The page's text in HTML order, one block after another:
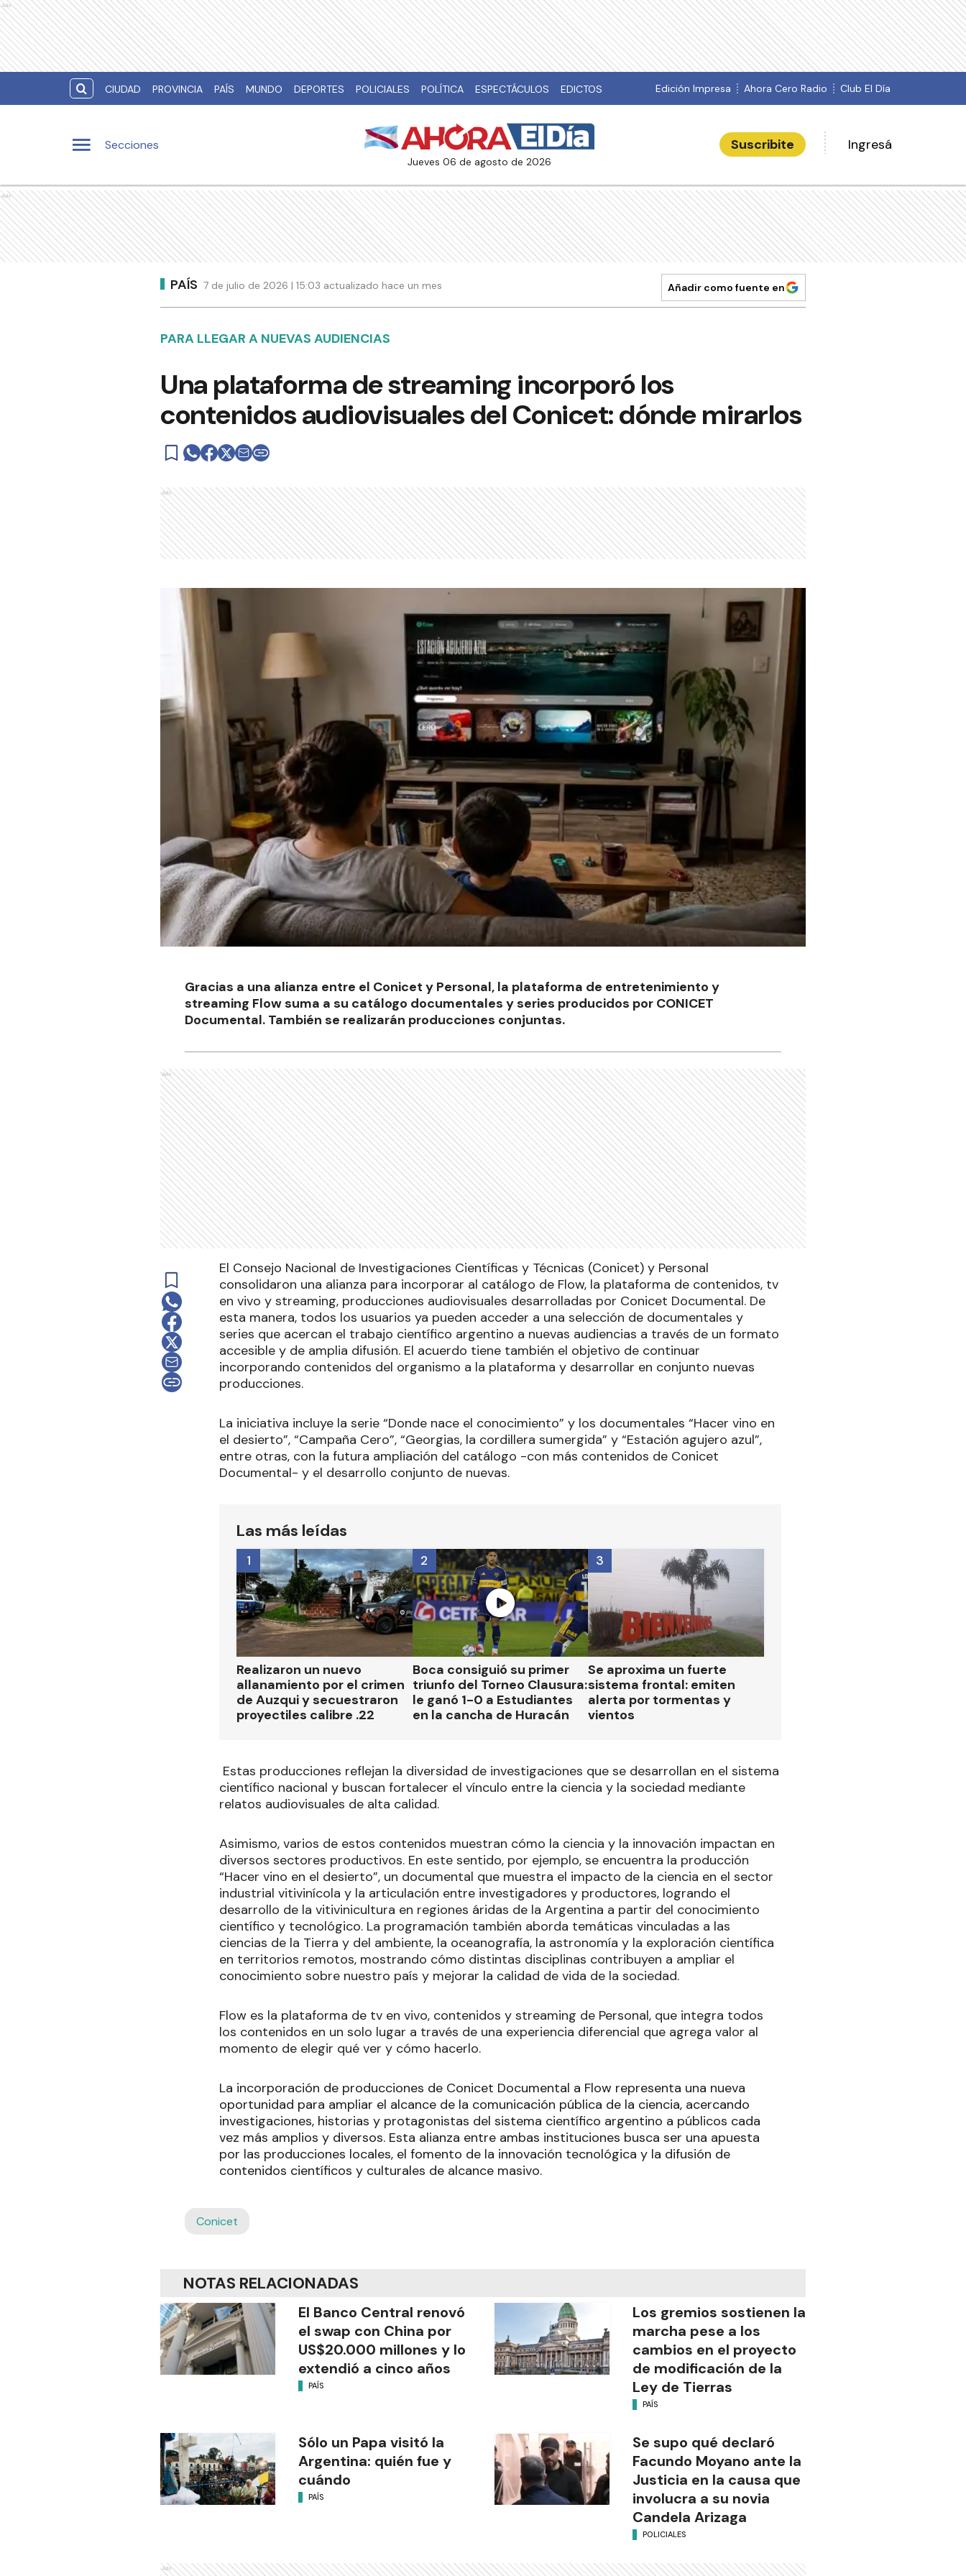
Ads
CIUDAD PROVINCIA PAÍS MUNDO DEPORTES POLICIALES POLÍTICA ESPECTÁCULOS EDICTOS Edición Impresa Ahora Cero Radio Club El Día
Secciones
jueves 06 de agosto de 2026
Suscribite Ingresá
Ads
PAÍS 7 de julio de 2026 | 15:03 actualizado hace un mes Añadir como fuente en
PARA LLEGAR A NUEVAS AUDIENCIAS
Una plataforma de streaming incorporó los
contenidos audiovisuales del Conicet: dónde mirarlos
Ads
Gracias a una alianza entre el Conicet y Personal, la plataforma de entretenimiento y
streaming Flow suma a su catálogo documentales y series producidos por CONICET
Documental. También se realizarán producciones conjuntas.
Ads
El Consejo Nacional de Investigaciones Científicas y Técnicas (Conicet) y Personal
consolidaron una alianza para incorporar al catálogo de Flow, la plataforma de contenidos, tv
en vivo y streaming, producciones audiovisuales desarrolladas por Conicet Documental. De
esta manera, todos los usuarios ya pueden acceder a una selección de documentales y
series que acercan el trabajo científico argentino a nuevas audiencias a través de un formato
accesible y de amplia difusión. El acuerdo tiene también el objetivo de continuar
incorporando contenidos del organismo a la plataforma y desarrollar en conjunto nuevas
producciones.
La iniciativa incluye la serie “Donde nace el conocimiento” y los documentales “Hacer vino en
el desierto”, “Campaña Cero”, “Georgias, la cordillera sumergida” y “Estación agujero azul”,
entre otras, con la futura ampliación del catálogo -con más contenidos de Conicet
Documental- y el desarrollo conjunto de nuevas.
Las más leídas
Realizaron un nuevo
allanamiento por el crimen
de Auzqui y secuestraron
proyectiles calibre .22
1
Boca consiguió su primer
triunfo del Torneo Clausura:
le ganó 1-0 a Estudiantes
en la cancha de Huracán
2
Se aproxima un fuerte
sistema frontal: emiten
alerta por tormentas y
vientos
3
Estas producciones reflejan la diversidad de investigaciones que se desarrollan en el sistema
científico nacional y buscan fortalecer el vínculo entre la ciencia y la sociedad mediante
relatos audiovisuales de alta calidad.
Asimismo, varios de estos contenidos muestran cómo la ciencia y la innovación impactan en
diversos sectores productivos. En este sentido, por ejemplo, se encuentra la producción
“Hacer vino en el desierto”, un documental que muestra el impacto de la ciencia en el sector
industrial vitivinícola y la articulación entre investigadores y productores, logrando el
desarrollo de la vitivinicultura en regiones áridas de la Argentina a partir del conocimiento
científico y tecnológico. La programación también aborda temáticas vinculadas a las
ciencias de la Tierra y del ambiente, la oceanografía, la astronomía y la exploración científica
en territorios remotos, mostrando cómo distintas disciplinas contribuyen a ampliar el
conocimiento sobre nuestro país y mejorar la calidad de vida de la sociedad.
Flow es la plataforma de tv en vivo, contenidos y streaming de Personal, que integra todos
los contenidos en un solo lugar a través de una experiencia diferencial que agrega valor al
momento de elegir qué ver y cómo hacerlo.
La incorporación de producciones de Conicet Documental a Flow representa una nueva
oportunidad para ampliar el alcance de la comunicación pública de la ciencia, acercando
investigaciones, historias y protagonistas del sistema científico argentino a públicos cada
vez más amplios y diversos. Esta alianza entre ambas instituciones busca ser una apuesta
por las producciones locales, el fomento de la innovación tecnológica y la difusión de
contenidos científicos y culturales de alcance masivo.
Conicet
NOTAS RELACIONADAS
El Banco Central renovó
el swap con China por
US$20.000 millones y lo
extendió a cinco años
PAÍS
Los gremios sostienen la
marcha pese a los
cambios en el proyecto
de modificación de la
Ley de Tierras
PAÍS
Sólo un Papa visitó la
Argentina: quién fue y
cuándo
PAÍS
Se supo qué declaró
Facundo Moyano ante la
Justicia en la causa que
involucra a su novia
Candela Arizaga
POLICIALES
Ads